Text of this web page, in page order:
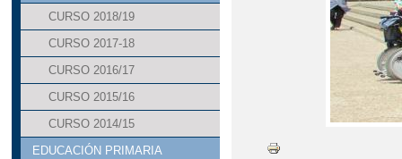
CURSO 2018/19
CURSO 2017-18
CURSO 2016/17
CURSO 2015/16
CURSO 2014/15
EDUCACIÓN PRIMARIA